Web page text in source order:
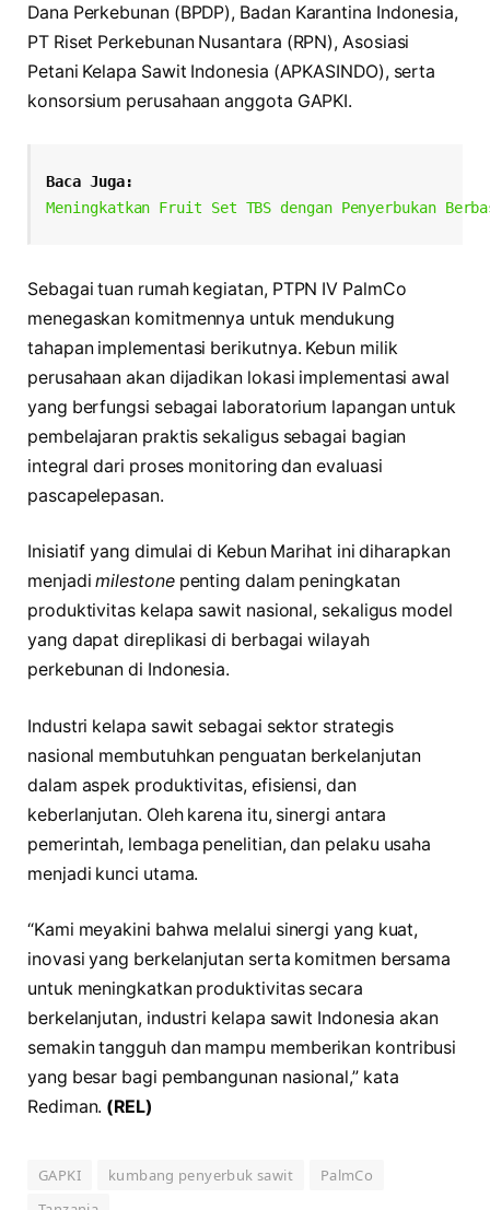
Dana Perkebunan (BPDP), Badan Karantina Indonesia,
PT Riset Perkebunan Nusantara (RPN), Asosiasi
Petani Kelapa Sawit Indonesia (APKASINDO), serta
konsorsium perusahaan anggota GAPKI.
Baca Juga:
Meningkatkan Fruit Set TBS dengan Penyerbukan
Sebagai tuan rumah kegiatan, PTPN IV PalmCo
menegaskan komitmennya untuk mendukung
tahapan implementasi berikutnya. Kebun milik
perusahaan akan dijadikan lokasi implementasi awal
yang berfungsi sebagai laboratorium lapangan untuk
pembelajaran praktis sekaligus sebagai bagian
integral dari proses monitoring dan evaluasi
pascapelepasan.
Inisiatif yang dimulai di Kebun Marihat ini diharapkan
menjadimilestonepenting dalam peningkatan
produktivitas kelapa sawit nasional, sekaligus model
yang dapat direplikasi di berbagai wilayah
perkebunan di Indonesia.
Industri kelapa sawit sebagai sektor strategis
nasional membutuhkan penguatan berkelanjutan
dalam aspek produktivitas, efisiensi, dan
keberlanjutan. Oleh karena itu, sinergi antara
pemerintah, lembaga penelitian, dan pelaku usaha
menjadi kunci utama.
“Kami meyakini bahwa melalui sinergi yang kuat,
inovasi yang berkelanjutan serta komitmen bersama
untuk meningkatkan produktivitas secara
berkelanjutan, industri kelapa sawit Indonesia akan
semakin tangguh dan mampu memberikan kontribusi
yang besar bagi pembangunan nasional,” kata
Rediman. (REL)
GAPKI kumbang penyerbuk sawit
PalmCo